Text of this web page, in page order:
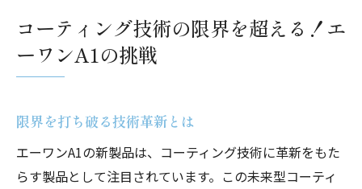
コーティング技術の限界を超える！エ
ーワンA1の挑戦
限界を打ち破る技術革新とは
エーワンA1の新製品は、コーティング技術に革新をもた
らす製品として注目されています。この未来型コーティ